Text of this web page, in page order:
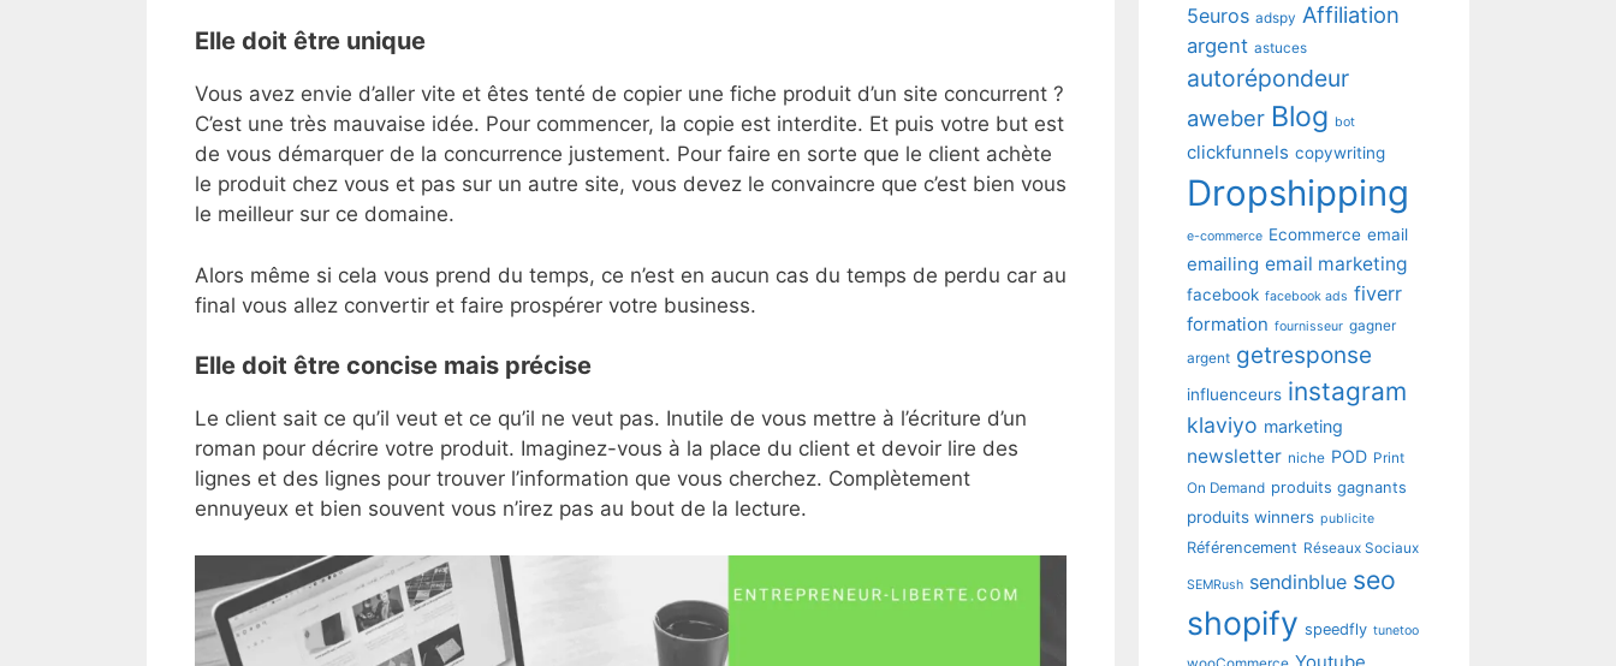
Elle doit être unique
Vous avez envie d’aller vite et êtes tenté de copier une fiche produit d’un site concurrent ?
C’est une très mauvaise idée. Pour commencer, la copie est interdite. Et puis votre but est
de vous démarquer de la concurrence justement. Pour faire en sorte que le client achète
le produit chez vous et pas sur un autre site, vous devez le convaincre que c’est bien vous
le meilleur sur ce domaine.
Alors même si cela vous prend du temps, ce n’est en aucun cas du temps de perdu car au
final vous allez convertir et faire prospérer votre business.
Elle doit être concise mais précise
Le client sait ce qu’il veut et ce qu’il ne veut pas. Inutile de vous mettre à l’écriture d’un
roman pour décrire votre produit. Imaginez-vous à la place du client et devoir lire des
lignes et des lignes pour trouver l’information que vous cherchez. Complètement
ennuyeux et bien souvent vous n’irez pas au bout de la lecture.
5euros adspy Affiliation
argent astuces
autorépondeur
aweber Blog bot
clickfunnels copywriting
Dropshipping
e-commerce Ecommerce email
emailing email marketing
facebook facebook ads fiverr
formation fournisseur gagner
argent getresponse
influenceurs instagram
klaviyo marketing
newsletter niche POD Print
On Demand produits gagnants
produits winners publicite
Référencement Réseaux Sociaux
SEMRush sendinblue seo
shopify speedfly tunetoo